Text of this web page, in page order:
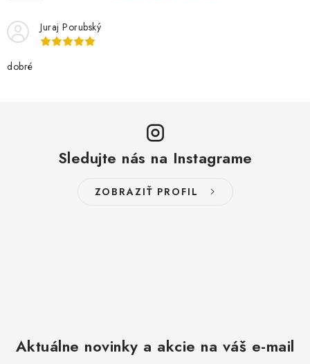
Juraj Porubský
dobré
Sledujte nás na Instagrame
ZOBRAZIŤ PROFIL
Aktuálne novinky a akcie na váš e-mail